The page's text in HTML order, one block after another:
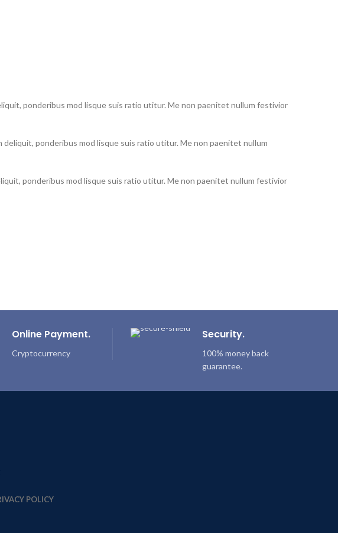
ponderibus mod lisque suis ratio utitur. Me non paenitet nullum festivior
deliquit, ponderibus mod lisque suis ratio utitur. Me non paenitet nullum
ponderibus mod lisque suis ratio utitur. Me non paenitet nullum festivior
Online Payment.
Cryptocurrency
Security.
100% money back
guarantee.
POLICY